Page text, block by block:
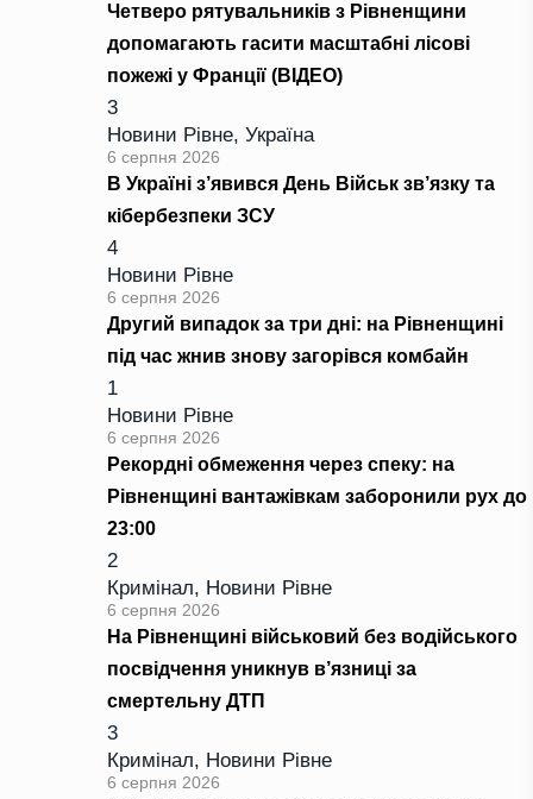
Четверо рятувальників з Рівненщини
допомагають гасити масштабні лісові
пожежі у Франції (ВІДЕО)
3
Новини Рівне, Україна
6 серпня 2026
В Україні з’явився День Військ зв’язку та
кібербезпеки ЗСУ
4
Новини Рівне
6 серпня 2026
Другий випадок за три дні: на Рівненщині
під час жнив знову загорівся комбайн
1
Новини Рівне
6 серпня 2026
Рекордні обмеження через спеку: на
Рівненщині вантажівкам заборонили рух до
23:00
2
Кримінал, Новини Рівне
6 серпня 2026
На Рівненщині військовий без водійського
посвідчення уникнув в’язниці за
смертельну ДТП
3
Кримінал, Новини Рівне
6 серпня 2026